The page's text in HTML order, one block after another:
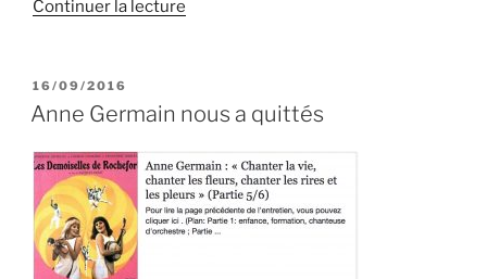
Continuer la lecture
PUBLIÉ
LE
16/09/2016
Anne Germain nous a quittés